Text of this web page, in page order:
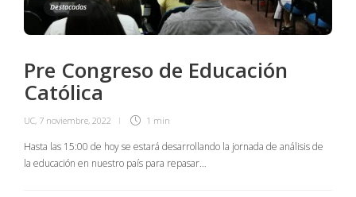
Destacadas
Pre Congreso de Educación
Católica
UC, 7 noviembre, 2022 1 min
Hasta las 15:00 de hoy se estará desarrollando la jornada de análisis de
la educación en nuestro país para repasar…